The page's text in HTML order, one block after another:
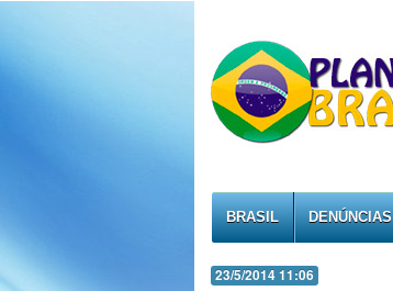
BRASIL DENÚNCIAS
23/5/2014 11:06